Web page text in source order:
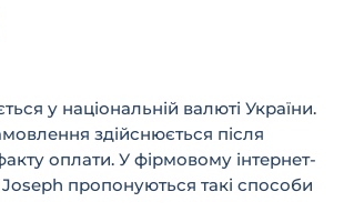
у національній валюті України.
здійснюється після
оплати. У фірмовому інтернет-
пропонуються такі способи